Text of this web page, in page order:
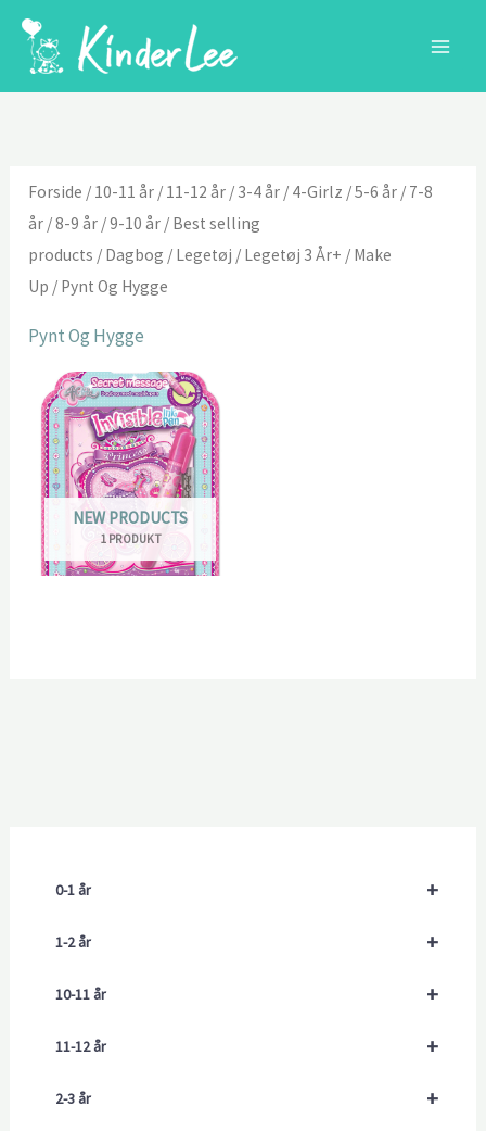
+
0-1 år
+
1-2 år
+
10-11 år
+
11-12 år
+
2-3 år
Forside / 10-11 år / 11-12 år / 3-4 år / 4-Girlz /5-6 år / 7-8
år /8-9 år /9-10 år / Best selling
products / Dagbog / Legetøj / Legetøj 3 År+ / Make
Up / Pynt Og Hygge
Pynt Og Hygge
NEW PRODUCTS
1 PRODUKT